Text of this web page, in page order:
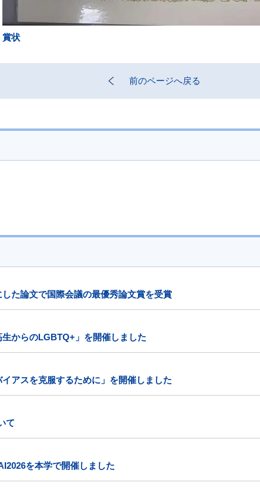
賞状
前のページへ戻る
た論文で国際会議の最優秀論文賞を受賞
からのLGBTQ+」を開催しました
アスを克服するために」を開催しました
て
を本学で開催しました